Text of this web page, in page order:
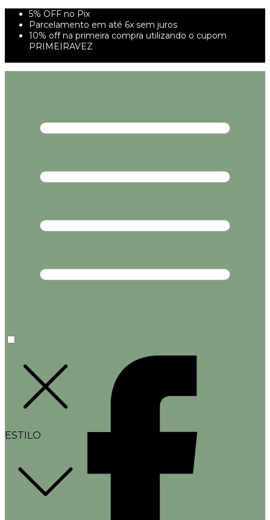
5% OFF no Pix
Parcelamento em até 6x sem juros
10% off na primeira compra utilizando o cupom
PRIMEIRAVEZ
ESTILO